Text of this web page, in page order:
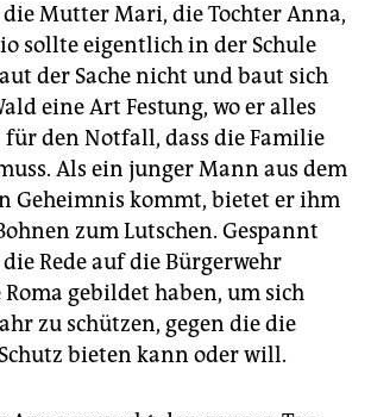
Mutter Mari, die Tochter Anna,
sollte eigentlich in der Schule
der Sache nicht und baut sich
eine Art Festung, wo er alles
den Notfall, dass die Familie
Als ein junger Mann aus dem
Geheimnis kommt, bietet er ihm
zum Lutschen. Gespannt
Rede auf die Bürgerwehr
gebildet haben, um sich
zu schützen, gegen die die
bieten kann oder will.